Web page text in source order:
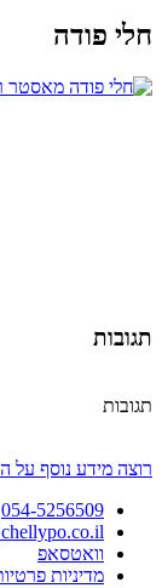
חלי פודה
תגובות
תגובות
רוצה מידע נוסף על
054-5256509
וואטסאפ
מדיניות